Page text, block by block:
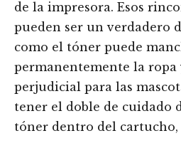
de la impresora. Esos
pueden ser un verdadero
como el tóner puede
permanentemente la ropa
perjudicial para las
tener el doble de cuidado
tóner dentro del cartucho,